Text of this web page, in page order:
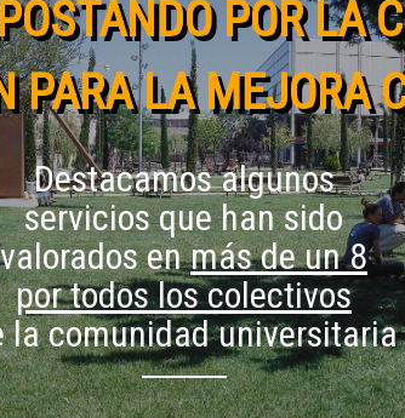
POR LA
PARA LA MEJORA
Destacamos algunos
servicios que han sido
valorados enmás de un 8
por todos los colectivos
la comunidad universitaria